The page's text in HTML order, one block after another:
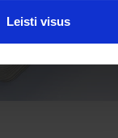
Leisti visus